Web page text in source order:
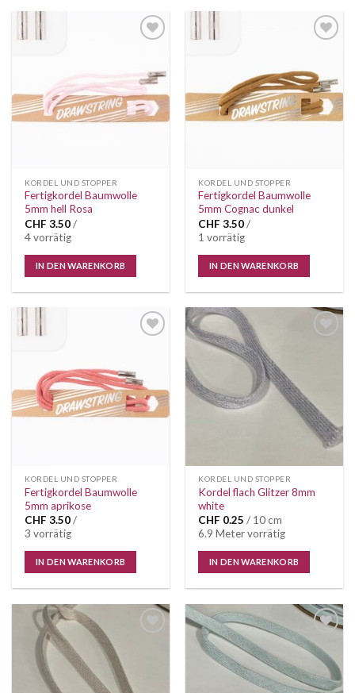
KORDEL UND STOPPER
Fertigkordel Baumwolle
5mm hell Rosa
CHF 3.50/
4 vorrätig
IN DEN WARENKORB
KORDEL UND STOPPER
Fertigkordel Baumwolle
5mm Cognac dunkel
CHF 3.50/
1 vorrätig
IN DEN WARENKORB
KORDEL UND STOPPER
Fertigkordel Baumwolle
5mm aprikose
CHF 3.50/
3 vorrätig
IN DEN WARENKORB
KORDEL UND STOPPER
Kordel flach Glitzer 8mm
white
CHF 0.25 / 10 cm
6.9 Meter vorrätig
IN DEN WARENKORB
Wunschliste
Auf die
Wunschliste